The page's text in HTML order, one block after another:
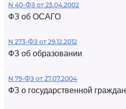
N 40-ФЗ от 25.04.2002
ФЗ об ОСАГО
N 273-ФЗ от 29.12.2012
ФЗ об образовании
N 79-ФЗ от 27.07.2004
ФЗ о государственной